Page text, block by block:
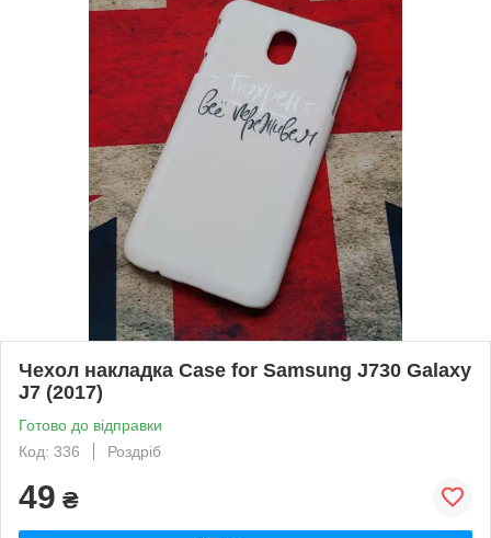
Чехол накладка Case for Samsung J730 Galaxy
J7 (2017)
Готово до відправки
Код: 336
Роздріб
49 ₴